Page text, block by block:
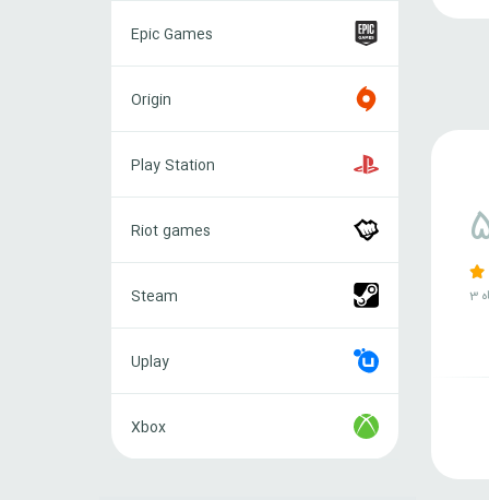
Games
Epic Games
Origin
Station
Play Station
games
Riot games
Steam
Uplay
Xbox